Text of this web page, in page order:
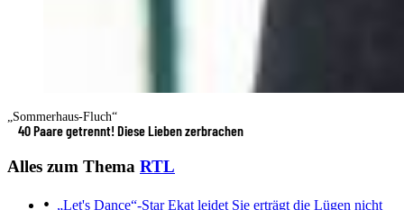
„Sommerhaus-Fluch“
40 Paare getrennt! Diese Lieben zerbrachen
Alles zum Thema RTL
„Let's Dance“-Star Ekat leidet Sie erträgt die Lügen nicht